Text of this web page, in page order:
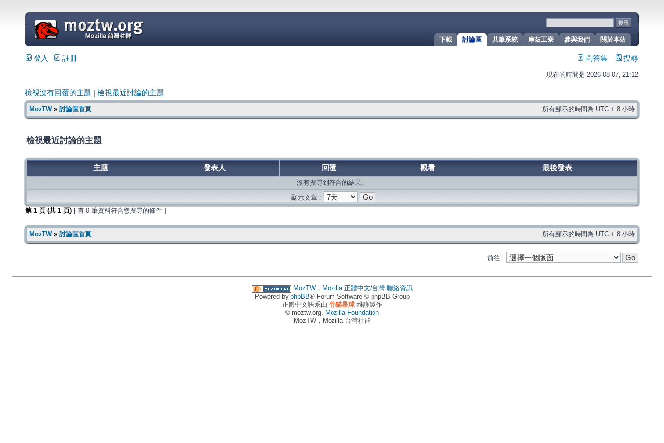
關於本站
參與我們
摩茲工寮
共筆系統
討論區
下載
=
登入 註冊 問答集 搜尋
現在的時間是 2026-08-07, 21:12
檢視沒有回覆的主題 檢視最近討論的主題
MozTW» 討論區首頁 所有顯示的時間為 UTC + 8 小時
檢視最近討論的主題
主題 發表人 回覆 觀看 最後發表
沒有搜尋到符合的結果。
顯示文章 :
第 1 頁 (共 1 頁) [ 有 0 筆資料符合您搜尋的條件 ]
MozTW» 討論區首頁 所有顯示的時間為 UTC + 8 小時
前往 :
MozTW，Mozilla 正體中文/台灣 聯絡資訊
Powered by phpBB® Forum Software © phpBB Group
正體中文語系由 竹貓星球維護製作
© moztw.org, Mozilla Foundation
MozTW，Mozilla 台灣社群